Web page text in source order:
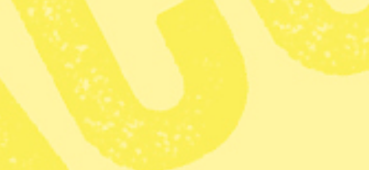
Kostnaden för olika områden inom djursjukvården ska kartläggas.
Djurrättsredaktör
Dela